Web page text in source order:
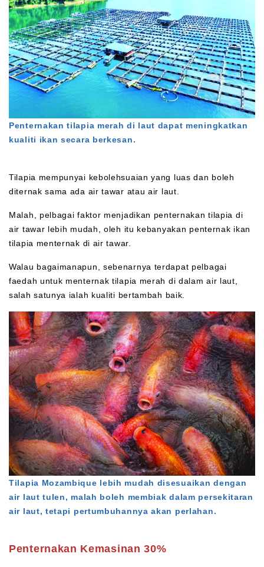
Penternakan tilapia merah di laut dapat meningkatkan
kualiti ikan secara berkesan.
Tilapia mempunyai kebolehsuaian yang luas dan boleh
diternak sama ada air tawar atau air laut.
Malah, pelbagai faktor menjadikan penternakan tilapia di
air tawar lebih mudah, oleh itu kebanyakan penternak ikan
tilapia menternak di air tawar.
Walau bagaimanapun, sebenarnya terdapat pelbagai
faedah untuk menternak tilapia merah di dalam air laut,
salah satunya ialah kualiti bertambah baik.
Tilapia Mozambique lebih mudah disesuaikan dengan
air laut tulen, malah boleh membiak dalam persekitaran
air laut, tetapi pertumbuhannya akan perlahan.
Penternakan Kemasinan 30%